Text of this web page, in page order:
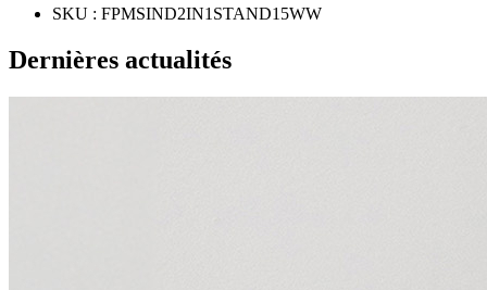
SKU : FPMSIND2IN1STAND15WW
Dernières actualités